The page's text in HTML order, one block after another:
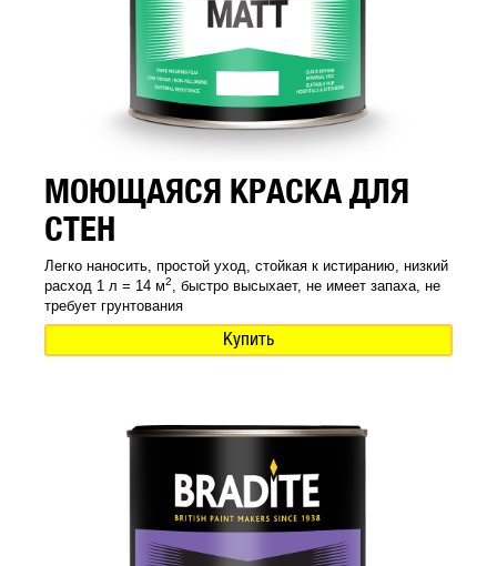
МОЮЩАЯСЯ КРАСКА ДЛЯ
СТЕН
Легко наносить, простой уход, стойкая к истиранию, низкий
расход 1 л = 14 м2
, быстро высыхает, не имеет запаха, не
требует грунтования
Купить